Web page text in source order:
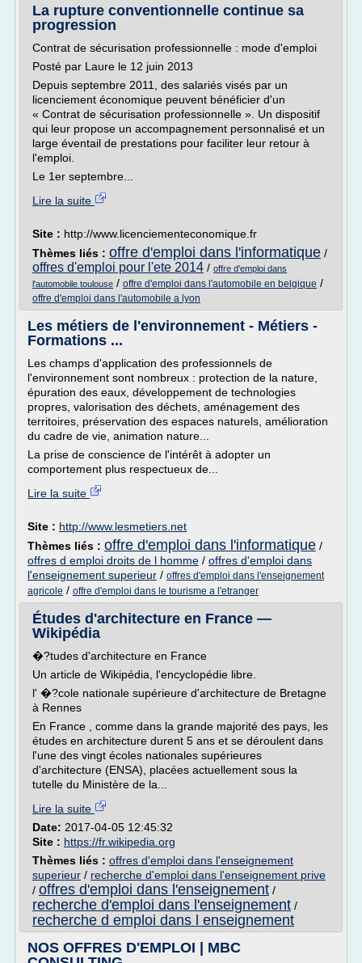
La rupture conventionnelle continue sa
progression
Contrat de sécurisation professionnelle : mode d'emploi
Posté par Laure le 12 juin 2013
Depuis septembre 2011, des salariés visés par un
licenciement économique peuvent bénéficier d'un
« Contrat de sécurisation professionnelle ». Un dispositif
qui leur propose un accompagnement personnalisé et un
large éventail de prestations pour faciliter leur retour à
l'emploi.
Le 1er septembre...
Lire la suite
Site : http://www.licenciementeconomique.fr
Thèmes liés : offre d'emploi dans l'informatique /
offres d'emploi pour l'ete 2014 / offre d'emploi dans
l'automobile toulouse / offre d'emploi dans l'automobile en belgique /
offre d'emploi dans l'automobile a lyon
Les métiers de l'environnement - Métiers -
Formations ...
Les champs d'application des professionnels de
l'environnement sont nombreux : protection de la nature,
épuration des eaux, développement de technologies
propres, valorisation des déchets, aménagement des
territoires, préservation des espaces naturels, amélioration
du cadre de vie, animation nature...
La prise de conscience de l'intérêt à adopter un
comportement plus respectueux de...
Lire la suite
Site : http://www.lesmetiers.net
Thèmes liés : offre d'emploi dans l'informatique /
offres d emploi droits de l homme / offres d'emploi dans
l'enseignement superieur / offres d'emploi dans l'enseignement
agricole / offre d'emploi dans le tourisme a l'etranger
Études d'architecture en France —
Wikipédia
�?tudes d'architecture en France
Un article de Wikipédia, l'encyclopédie libre.
l' �?cole nationale supérieure d'architecture de Bretagne
à Rennes
En France , comme dans la grande majorité des pays, les
études en architecture durent 5 ans et se déroulent dans
l'une des vingt écoles nationales supérieures
d'architecture (ENSA), placées actuellement sous la
tutelle du Ministère de la...
Lire la suite
Date: 2017-04-05 12:45:32
Site : https://fr.wikipedia.org
Thèmes liés : offres d'emploi dans l'enseignement
superieur / recherche d'emploi dans l'enseignement prive
/ offres d'emploi dans l'enseignement /
recherche d'emploi dans l'enseignement /
recherche d emploi dans l enseignement
NOS OFFRES D'EMPLOI | MBC